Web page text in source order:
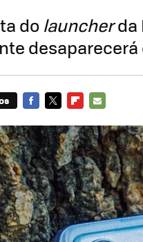
do launcherda
desaparecerá
MAIL